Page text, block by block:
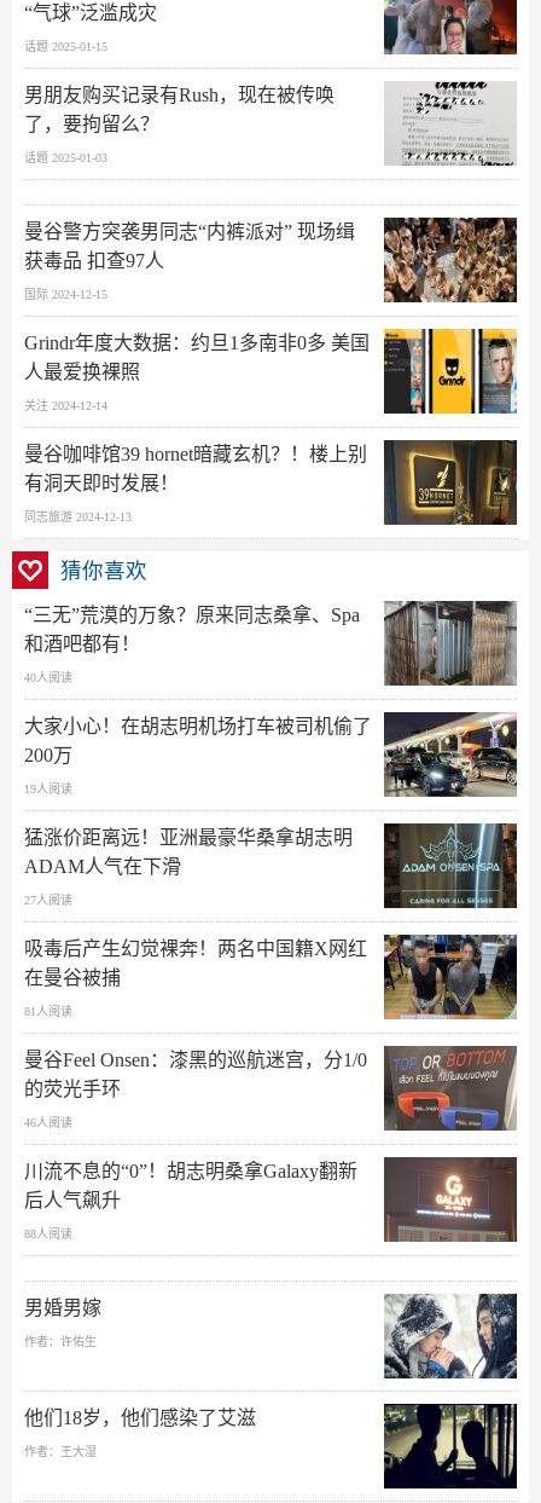
“气球”泛滥成灾
话题 2025-01-15
男朋友购买记录有Rush，现在被传唤
了，要拘留么？
话题 2025-01-03
曼谷警方突袭男同志“内裤派对” 现场缉
获毒品 扣查97人
国际 2024-12-15
Grindr年度大数据：约旦1多南非0多 美国
人最爱换裸照
关注 2024-12-14
曼谷咖啡馆39 hornet暗藏玄机？！楼上别
有洞天即时发展！
同志旅游 2024-12-13
猜你喜欢
“三无”荒漠的万象？原来同志桑拿、Spa
和酒吧都有！
40人阅读
大家小心！在胡志明机场打车被司机偷了
200万
19人阅读
猛涨价距离远！亚洲最豪华桑拿胡志明
ADAM人气在下滑
27人阅读
吸毒后产生幻觉裸奔！两名中国籍X网红
在曼谷被捕
81人阅读
曼谷Feel Onsen：漆黑的巡航迷宫，分1/0
的荧光手环
46人阅读
川流不息的“0”！胡志明桑拿Galaxy翻新
后人气飙升
88人阅读
男婚男嫁
作者：许佑生
他们18岁，他们感染了艾滋
作者：王大湿